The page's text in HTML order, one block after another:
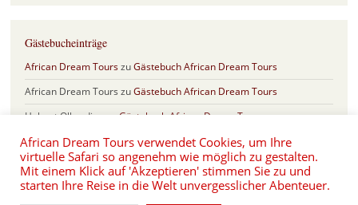
Gästebucheinträge
African Dream TourszuGästebuch African Dream Tours
African Dream Tours zuGästebuch African Dream Tours
Helmut OlberdingzuGästebuch African Dream Tours
Sabine & FrankzuGästebuch African Dream Tours
Eva und Hartmut SchönfeldzuSafari Jubiläum mit 17 Jahren African
Dream Tours
African Dream Tours verwendet Cookies, um Ihre
virtuelle Safari so angenehm wie möglich zu gestalten.
Mit einem Klick auf 'Akzeptieren' stimmen Sie zu und
starten Ihre Reise in die Welt unvergesslicher Abenteuer.